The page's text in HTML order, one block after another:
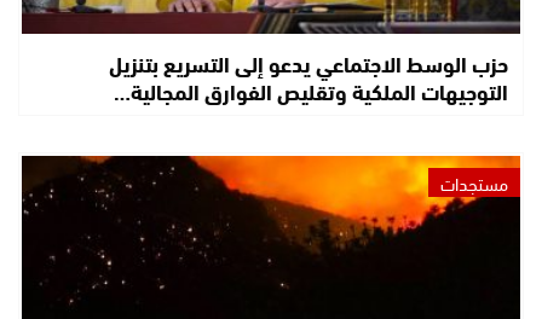
حزب الوسط الاجتماعي يدعو إلى التسريع بتنزيل
التوجيهات الملكية وتقليص الفوارق المجالية…
مستجدات